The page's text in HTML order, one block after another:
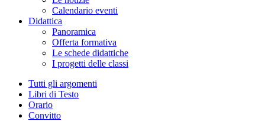
Calendario eventi
Didattica
Panoramica
Offerta formativa
Le schede didattiche
I progetti delle classi
Tutti gli argomenti
Libri di Testo
Orario
Convitto